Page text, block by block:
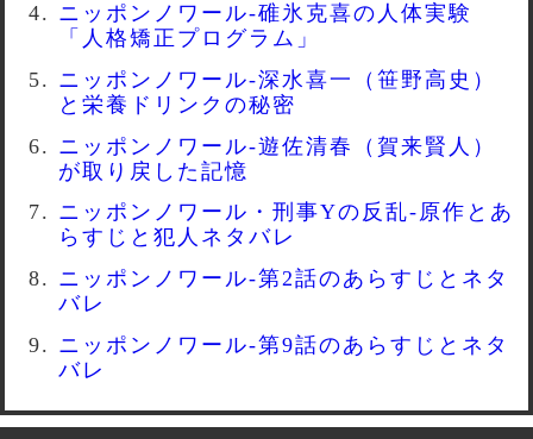
ニッポンノワール-碓氷克喜の人体実験
「人格矯正プログラム」
ニッポンノワール-深水喜一（笹野高史）
と栄養ドリンクの秘密
ニッポンノワール-遊佐清春（賀来賢人）
が取り戻した記憶
ニッポンノワール・刑事Yの反乱-原作とあ
らすじと犯人ネタバレ
ニッポンノワール-第2話のあらすじとネタ
バレ
ニッポンノワール-第9話のあらすじとネタ
バレ